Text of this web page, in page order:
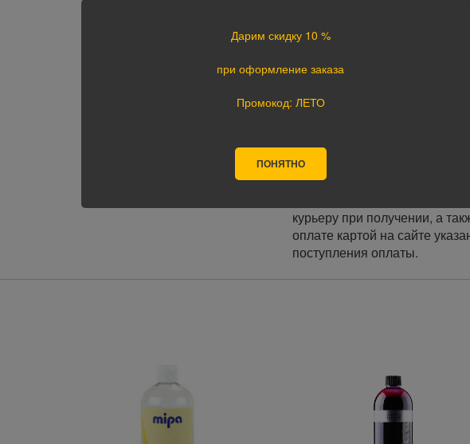
· При оформлении заказа
следующий день.
Доставка по России:
В любой уголок России
Почта России, ПЭК, GTD,
Стоимость доставки в
Оплата
Оплата заказа
курьеру при получении, а
оплате картой на сайте
поступления оплаты.
Дарим скидку 10 %
при оформление заказа
Промокод: ЛЕТО
ПОНЯТНО